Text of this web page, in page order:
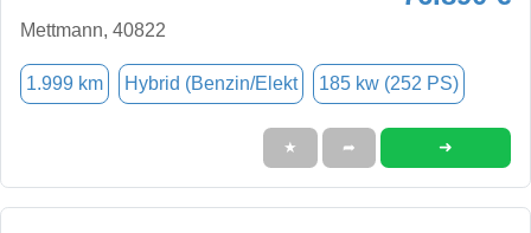
Mettmann, 40822
1.999 km Hybrid (Benzin/Elekt 185 kw (252 PS)
★ ➦ ➜